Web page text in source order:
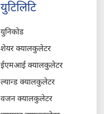
युटिलिटि
युनिकोड
शेयर क्यालकुलेटर
ईएमआई क्यालकुलेटर
ल्यान्ड क्यालकुलेटर
वजन क्यालकुलेटर